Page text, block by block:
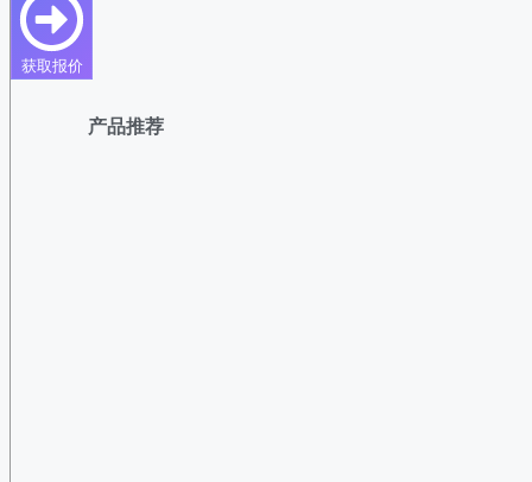
获取报价
产品推荐